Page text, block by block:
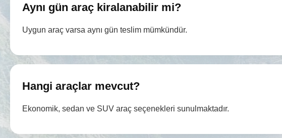
Aynı gün araç kiralanabilir mi?
Uygun araç varsa aynı gün teslim mümkündür.
Hangi araçlar mevcut?
Ekonomik, sedan ve SUV araç seçenekleri sunulmaktadır.